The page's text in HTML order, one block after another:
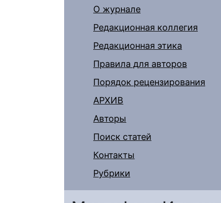
О журнале
Редакционная коллегия
Редакционная этика
Правила для авторов
Порядок рецензирования
АРХИВ
Авторы
Поиск статей
Контакты
Рубрики